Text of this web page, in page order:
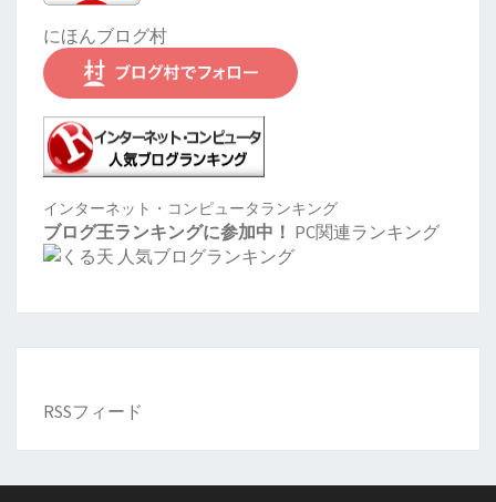
にほんブログ村
インターネット・コンピュータランキング
ブログ王ランキングに参加中！ PC関連ランキング
RSSフィード